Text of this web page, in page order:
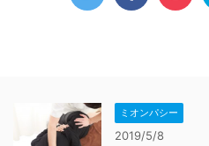
ミオンパシー
2019/5/8